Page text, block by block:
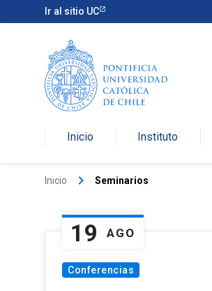
Ir al sitio UC
Inicio Instituto
Inicio keyboard_arrow_right Seminarios
19 AGO
Conferencias